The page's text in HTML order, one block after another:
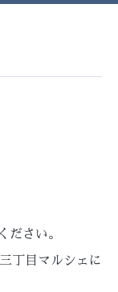
ださい。
丁目マルシェに